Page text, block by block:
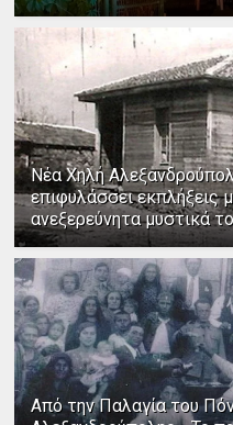
Νέα Χηλή
επιφυλάσσει εκπλήξεις
ανεξερεύνητα μυστικά
Από την Παλαγία του